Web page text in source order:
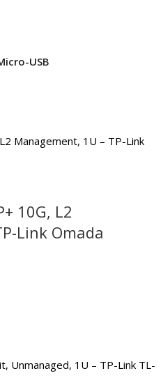
USB
10G, L2
Link Omada